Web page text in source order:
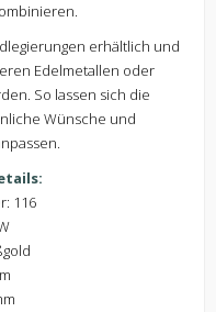
erhältlich und
Edelmetallen oder
So lassen sich die
Wünsche und
116